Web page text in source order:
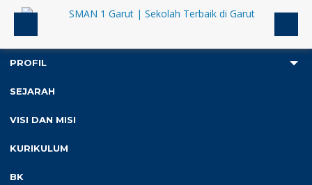
PROFIL
SEJARAH
VISI DAN MISI
KURIKULUM
BK